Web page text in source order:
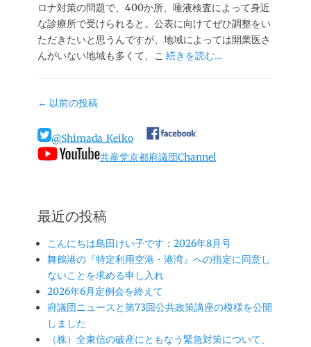
ロナ対策の問題で、400か所、唾液検査によって身近
な診療所で受けられると。公表に向けてぜひ調整をい
ただきたいと思うんですが、地域によっては開業医さ
んがいない地域も多くて、こ 続きを読む…
投
ナ
ビ
ョ
← 以前の投稿
@Shimada_Keiko
共産党京都府議団Channel
最近の投稿
こんにちは島田けい子です：2026年8月号
舞鶴港の『特定利用空港・港湾』への指定に同意し
ないことを求める申し入れ
2026年6月定例会を終えて
府議団ニュースと第73回公共政策講座の模様を公開
しました
（株）全東信の破産にともなう緊急対策について、